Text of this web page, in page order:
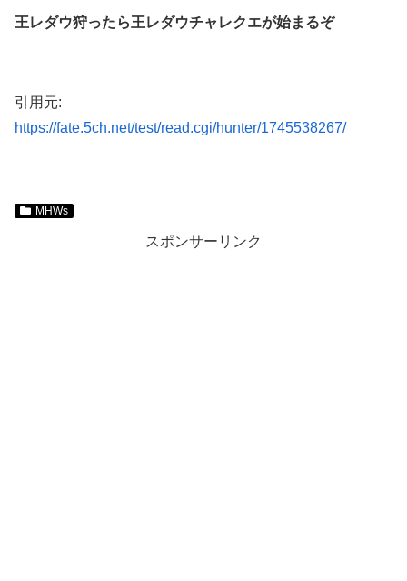
王レダウ狩ったら王レダウチャレクエが始まるぞ
引用元:
https://fate.5ch.net/test/read.cgi/hunter/1745538267/
MHWs
スポンサーリンク